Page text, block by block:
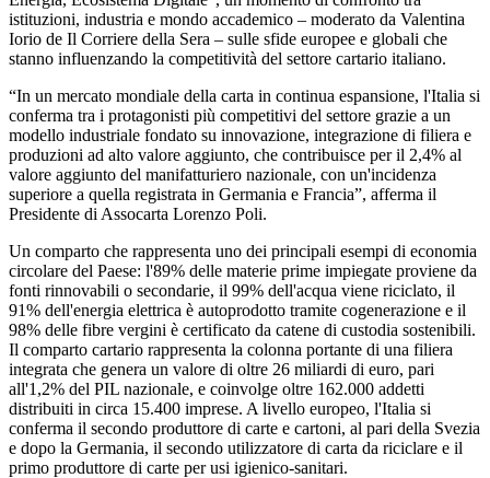
istituzioni, industria e mondo accademico – moderato da Valentina
Iorio de Il Corriere della Sera – sulle sfide europee e globali che
stanno influenzando la competitività del settore cartario italiano.
“In un mercato mondiale della carta in continua espansione, l'Italia si
conferma tra i protagonisti più competitivi del settore grazie a un
modello industriale fondato su innovazione, integrazione di filiera e
produzioni ad alto valore aggiunto, che contribuisce per il 2,4% al
valore aggiunto del manifatturiero nazionale, con un'incidenza
superiore a quella registrata in Germania e Francia”, afferma il
Presidente di Assocarta Lorenzo Poli.
Un comparto che rappresenta uno dei principali esempi di economia
circolare del Paese: l'89% delle materie prime impiegate proviene da
fonti rinnovabili o secondarie, il 99% dell'acqua viene riciclato, il
91% dell'energia elettrica è autoprodotto tramite cogenerazione e il
98% delle fibre vergini è certificato da catene di custodia sostenibili.
Il comparto cartario rappresenta la colonna portante di una filiera
integrata che genera un valore di oltre 26 miliardi di euro, pari
all'1,2% del PIL nazionale, e coinvolge oltre 162.000 addetti
distribuiti in circa 15.400 imprese. A livello europeo, l'Italia si
conferma il secondo produttore di carte e cartoni, al pari della Svezia
e dopo la Germania, il secondo utilizzatore di carta da riciclare e il
primo produttore di carte per usi igienico-sanitari.